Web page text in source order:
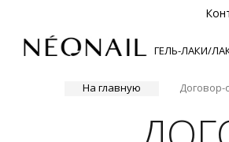
ГЕЛЬ-ЛАКИ/
На главную Договор-